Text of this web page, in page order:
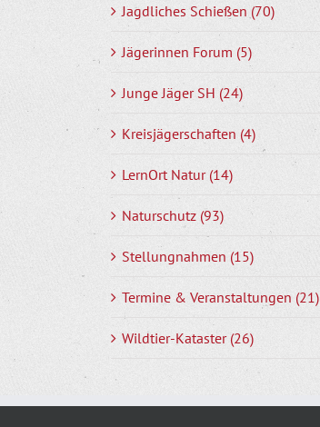
Jagdliches Schießen (70)
Jägerinnen Forum (5)
Junge Jäger SH (24)
Kreisjägerschaften (4)
LernOrt Natur (14)
Naturschutz (93)
Stellungnahmen (15)
Termine & Veranstaltungen (21)
Wildtier-Kataster (26)